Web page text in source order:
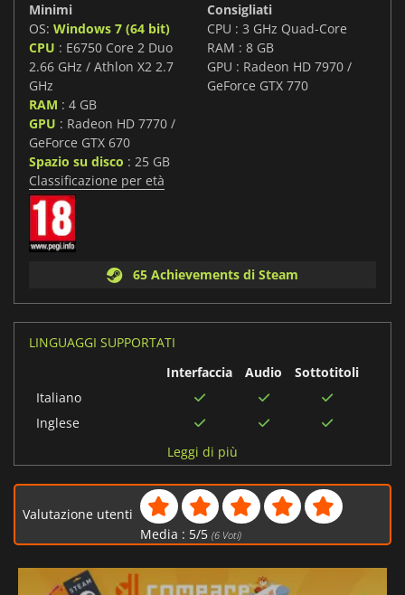
Minimi
OS: Windows 7 (64 bit)
CPU : E6750 Core 2 Duo
2.66 GHz / Athlon X2 2.7
GHz
RAM : 4 GB
GPU : Radeon HD 7770 /
GeForce GTX 670
Spazio su disco : 25 GB
Consigliati
CPU : 3 GHz Quad-Core
RAM : 8 GB
GPU : Radeon HD 7970 /
GeForce GTX 770
Classificazione per età
65 Achievements di Steam
LINGUAGGI SUPPORTATI
Interfaccia
Audio
Sottotitoli
Italiano
Inglese
Cinese semplificato
Francese
Tedesco
Leggi di più
Valutazione utenti
Media : 5/5 (6Voti)